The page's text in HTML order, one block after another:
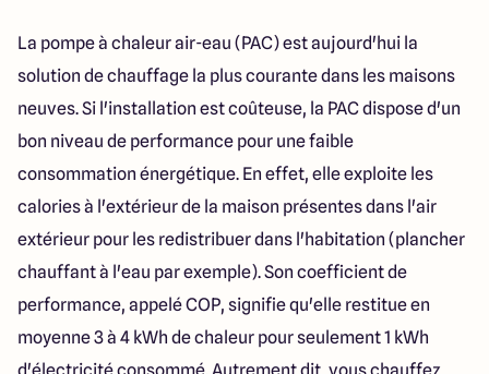
La pompe à chaleur air-eau (PAC) est aujourd'hui la
solution de chauffage la plus courante dans les maisons
neuves. Si l'installation est coûteuse, la PAC dispose d'un
bon niveau de performance pour une faible
consommation énergétique. En effet, elle exploite les
calories à l'extérieur de la maison présentes dans l'air
extérieur pour les redistribuer dans l'habitation (plancher
chauffant à l'eau par exemple). Son coefficient de
performance, appelé COP, signifie qu'elle restitue en
moyenne 3 à 4 kWh de chaleur pour seulement 1 kWh